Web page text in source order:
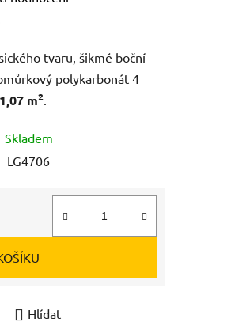
tvaru, šikmé boční
polykarbonát 4
m2.
Skladem
LG4706
Hlídat